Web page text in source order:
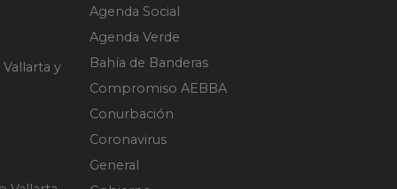
y
Agenda Social
Agenda Verde
Bahía de Banderas
Compromiso AEBBA
Conurbación
Coronavirus
General